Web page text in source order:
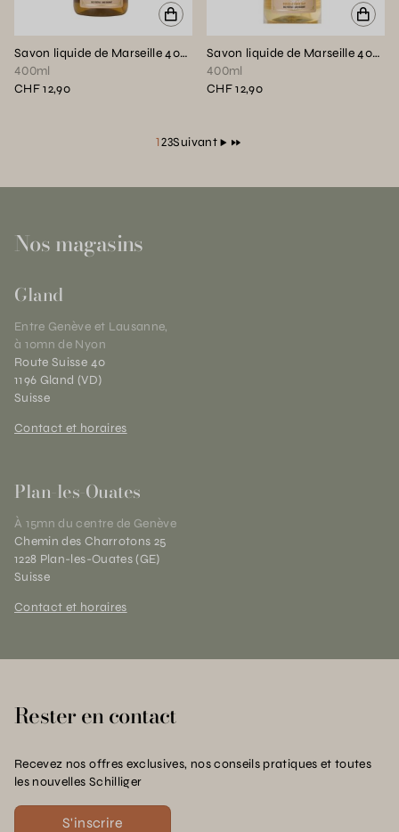
Savon liquide de Marseille 400ml sans parfum BIEN ETRE
400ml
CHF 12,90
Savon liquide de Marseille 400ml miel BIEN ETRE
400ml
CHF 12,90
1(Page courante)
23Suivant
Nos magasins
Gland
Entre Genève et Lausanne,
à 10mn de Nyon
Route Suisse 40
1196 Gland (VD)
Suisse
Contact et horaires
Plan-les-Ouates
À 15mn du centre de Genève
Chemin des Charrotons 25
1228 Plan-les-Ouates (GE)
Suisse
Contact et horaires
Rester en contact
Recevez nos offres exclusives, nos conseils pratiques et toutes
les nouvelles Schilliger
S'inscrire